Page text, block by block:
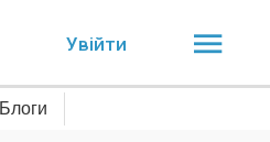
Увійти
Блоги